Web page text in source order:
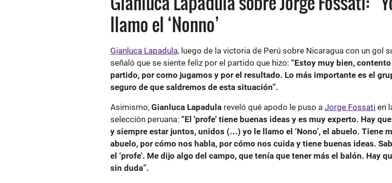
llamo el ‘Nonno’
Gianluca Lapadula, luego de la victoria de Perú sobre Nicaragua con un gol
señaló que se siente feliz por el partido que hizo: “Estoy muy bien, contento
partido, por como jugamos y por el resultado. Lo más importante es el
seguro de que saldremos de esta situación”.
Asimismo, Gianluca Lapadula reveló qué apodo le puso a Jorge Fossati en
selección peruana: “El 'profe' tiene buenas ideas y es muy experto. Hay
y siempre estar juntos, unidos (…) yo le llamo el ‘Nono’, el abuelo. Tiene
abuelo, por cómo nos habla, por cómo nos cuida y tiene buenas ideas.
el ‘profe’. Me dijo algo del campo, que tenía que tener más el balón. Hay
sin duda”.